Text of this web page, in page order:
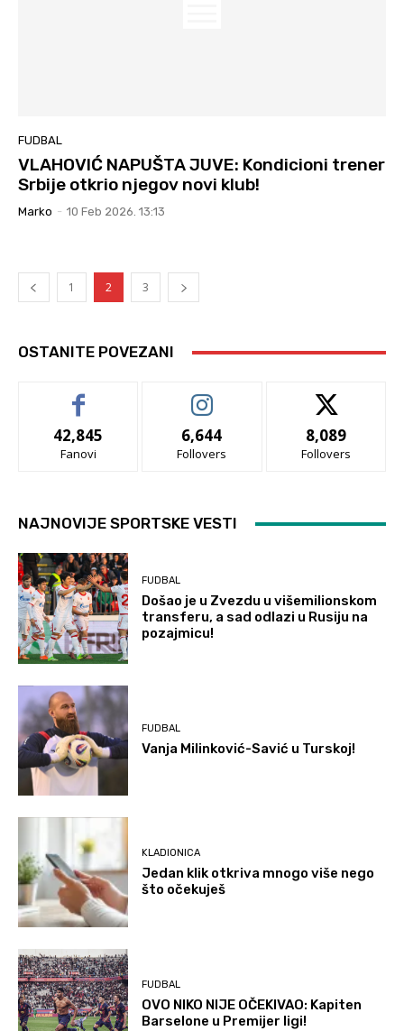
FUDBAL
VLAHOVIĆ NAPUŠTA JUVE: Kondicioni trener
Srbije otkrio njegov novi klub!
Marko - 10 Feb 2026. 13:13
1 2 3
OSTANITE POVEZANI
42,845
Fanovi
6,644
Follovers
8,089
Follovers
NAJNOVIJE SPORTSKE VESTI
FUDBAL
Došao je u Zvezdu u višemilionskom
transferu, a sad odlazi u Rusiju na
pozajmicu!
FUDBAL
Vanja Milinković-Savić u Turskoj!
KLADIONICA
Jedan klik otkriva mnogo više nego
što očekuješ
FUDBAL
OVO NIKO NIJE OČEKIVAO: Kapiten
Barselone u Premijer ligi!